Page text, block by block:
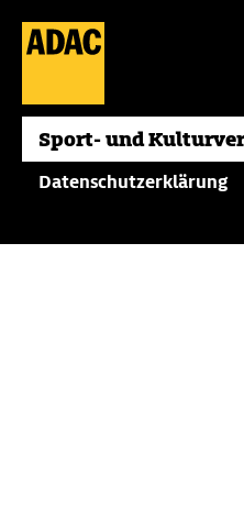
Datenschutzerklärung